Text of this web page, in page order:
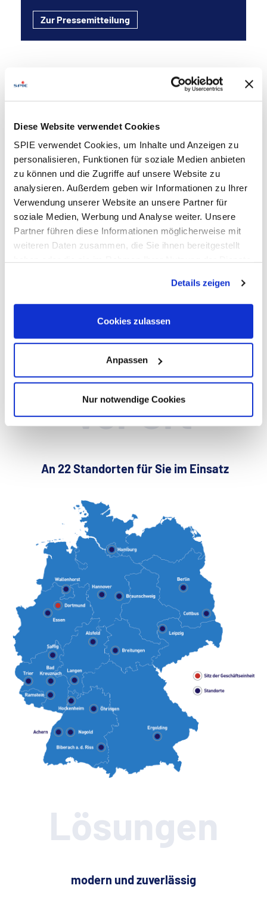
Diese Website verwendet Cookies
SPIE verwendet Cookies, um Inhalte und Anzeigen zu
personalisieren, Funktionen für soziale Medien anbieten
zu können und die Zugriffe auf unsere Website zu
analysieren. Außerdem geben wir Informationen zu Ihrer
Verwendung unserer Website an unsere Partner für
soziale Medien, Werbung und Analyse weiter. Unsere
Partner führen diese Informationen möglicherweise mit
weiteren Daten zusammen, die Sie ihnen bereitgestellt
Verarbeitung Ihrer Daten in den USA ein. Alle weiteren
Informationen zu Cookies finden Sie in unseren
Datenschutzhinweisen.
Details zeigen
Cookies zulassen
Anpassen
Nur notwendige Cookies
Zur Pressemitteilung
Wussten Sie..?
Weitere interessante Themen aus unserer Rubrik
finden Sie hier!
Weitere Themen
Alle Infos zu unserem Netzanschlussportal
Vor Ort
An 22 Standorten für Sie im Einsatz
Lösungen
modern und zuverlässig